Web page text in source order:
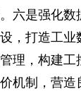
六是强化
，打造工
理，构建
机制，营造